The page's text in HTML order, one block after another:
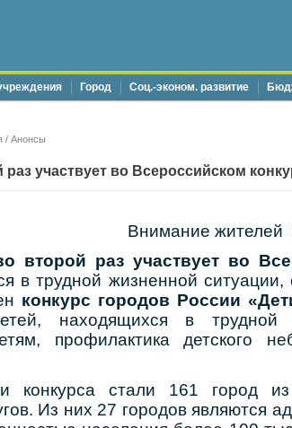
Город Соц.-эконом. развитие
/ Анонсы
раз участвует во Всероссийском
Внимание жителей
второй раз участвует во
в трудной жизненной
конкурс городов России
находящихся в
профилактика детского
конкурса стали 161 город
Из них 27 городов являются